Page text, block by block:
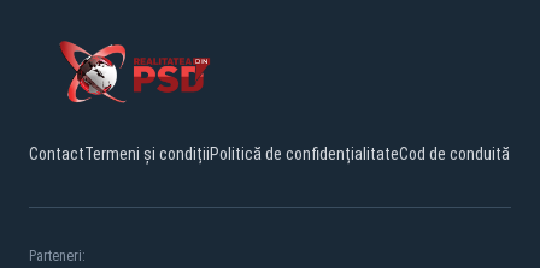
ContactTermeni și condițiiPolitică de confidențialitateCod de conduită
Parteneri: